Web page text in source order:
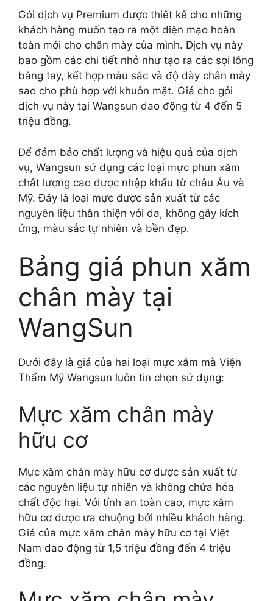
Gói dịch vụ Premium được thiết kế cho những
khách hàng muốn tạo ra một diện mạo hoàn
toàn mới cho chân mày của mình. Dịch vụ này
bao gồm các chi tiết nhỏ như tạo ra các sợi lông
bằng tay, kết hợp màu sắc và độ dày chân mày
sao cho phù hợp với khuôn mặt. Giá cho gói
dịch vụ này tại Wangsun dao động từ 4 đến 5
triệu đồng.
Để đảm bảo chất lượng và hiệu quả của dịch
vụ, Wangsun sử dụng các loại mực phun xăm
chất lượng cao được nhập khẩu từ châu Âu và
Mỹ. Đây là loại mực được sản xuất từ các
nguyên liệu thân thiện với da, không gây kích
ứng, màu sắc tự nhiên và bền đẹp.
Bảng giá phun xăm
chân mày tại
WangSun
Dưới đây là giá của hai loại mực xăm mà Viện
Thẩm Mỹ Wangsun luôn tin chọn sử dụng:
Mực xăm chân mày
hữu cơ
Mực xăm chân mày hữu cơ được sản xuất từ
các nguyên liệu tự nhiên và không chứa hóa
chất độc hại. Với tính an toàn cao, mực xăm
hữu cơ được ưa chuộng bởi nhiều khách hàng.
Giá của mực xăm chân mày hữu cơ tại Việt
Nam dao động từ 1,5 triệu đồng đến 4 triệu
đồng.